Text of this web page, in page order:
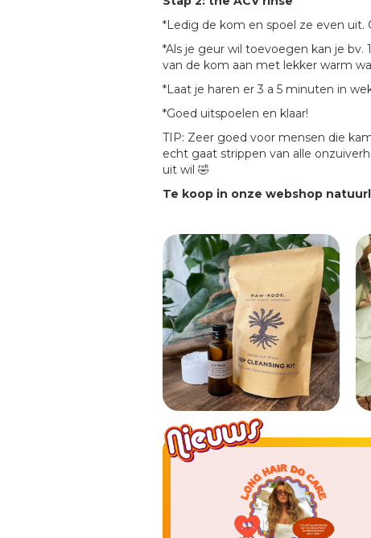
*Ledig de kom en spoel ze even uit.
*Als je geur wil toevoegen kan je
van de kom aan met lekker warm
*Laat je haren er 3 a 5 minuten in
*Goed uitspoelen en klaar!
TIP: Zeer goed voor mensen die
echt gaat strippen van alle
uit wil 🤣
Te koop in onze webshop